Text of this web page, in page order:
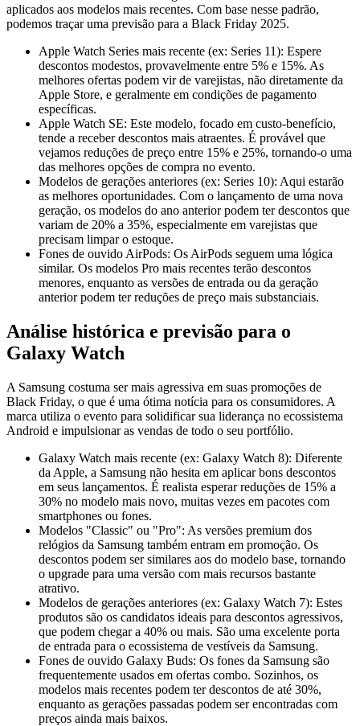
aplicados aos modelos mais recentes. Com base nesse padrão,
podemos traçar uma previsão para a Black Friday 2025.
Apple Watch Series mais recente (ex: Series 11): Espere
descontos modestos, provavelmente entre 5% e 15%. As
melhores ofertas podem vir de varejistas, não diretamente da
Apple Store, e geralmente em condições de pagamento
específicas.
Apple Watch SE: Este modelo, focado em custo-benefício,
tende a receber descontos mais atraentes. É provável que
vejamos reduções de preço entre 15% e 25%, tornando-o uma
das melhores opções de compra no evento.
Modelos de gerações anteriores (ex: Series 10): Aqui estarão
as melhores oportunidades. Com o lançamento de uma nova
geração, os modelos do ano anterior podem ter descontos que
variam de 20% a 35%, especialmente em varejistas que
precisam limpar o estoque.
Fones de ouvido AirPods: Os AirPods seguem uma lógica
similar. Os modelos Pro mais recentes terão descontos
menores, enquanto as versões de entrada ou da geração
anterior podem ter reduções de preço mais substanciais.
Análise histórica e previsão para o
Galaxy Watch
A Samsung costuma ser mais agressiva em suas promoções de
Black Friday, o que é uma ótima notícia para os consumidores. A
marca utiliza o evento para solidificar sua liderança no ecossistema
Android e impulsionar as vendas de todo o seu portfólio.
Galaxy Watch mais recente (ex: Galaxy Watch 8): Diferente
da Apple, a Samsung não hesita em aplicar bons descontos
em seus lançamentos. É realista esperar reduções de 15% a
30% no modelo mais novo, muitas vezes em pacotes com
smartphones ou fones.
Modelos "Classic" ou "Pro": As versões premium dos
relógios da Samsung também entram em promoção. Os
descontos podem ser similares aos do modelo base, tornando
o upgrade para uma versão com mais recursos bastante
atrativo.
Modelos de gerações anteriores (ex: Galaxy Watch 7): Estes
produtos são os candidatos ideais para descontos agressivos,
que podem chegar a 40% ou mais. São uma excelente porta
de entrada para o ecossistema de vestíveis da Samsung.
Fones de ouvido Galaxy Buds: Os fones da Samsung são
frequentemente usados em ofertas combo. Sozinhos, os
modelos mais recentes podem ter descontos de até 30%,
enquanto as gerações passadas podem ser encontradas com
preços ainda mais baixos.